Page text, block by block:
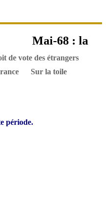
de vote des étrangers
Sur la toile
Mai-68 : la
période.